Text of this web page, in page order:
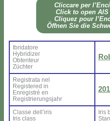
Clic­ca­re per
Click to open
Cli­quez pour
Öff­nen Sie die
Ibri­da­to­re
Hy­bri­di­zer
Ob­ten­teur
Zü­ch­ter
Re­gi­stra­ta nel
Re­gi­ste­red in
En­re­gi­stré en
Re­gi­strie­rung­sjahr
Clas­se del­l’i­ris
Iris class
Iris